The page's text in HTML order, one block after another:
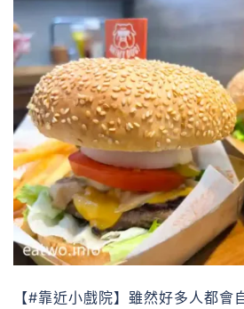
【#靠近小戲院】雖然好多人都會